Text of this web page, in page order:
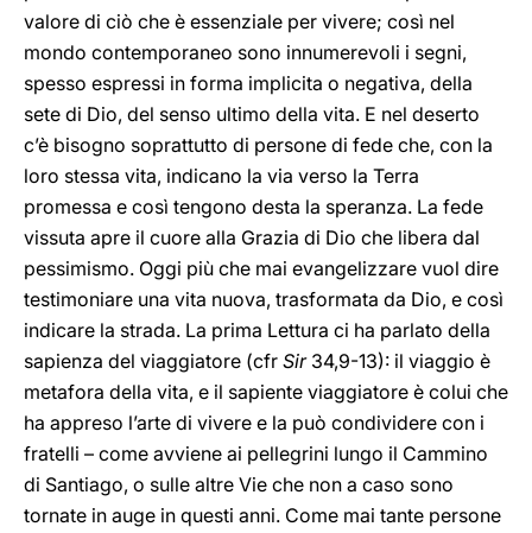
valore di ciò che è essenziale per vivere; così nel
mondo contemporaneo sono innumerevoli i segni,
spesso espressi in forma implicita o negativa, della
sete di Dio, del senso ultimo della vita. E nel deserto
c’è bisogno soprattutto di persone di fede che, con la
loro stessa vita, indicano la via verso la Terra
promessa e così tengono desta la speranza. La fede
vissuta apre il cuore alla Grazia di Dio che libera dal
pessimismo. Oggi più che mai evangelizzare vuol dire
testimoniare una vita nuova, trasformata da Dio, e così
indicare la strada. La prima Lettura ci ha parlato della
sapienza del viaggiatore (cfr Sir34,9-13): il viaggio è
metafora della vita, e il sapiente viaggiatore è colui che
ha appreso l’arte di vivere e la può condividere con i
fratelli – come avviene ai pellegrini lungo il Cammino
di Santiago, o sulle altre Vie che non a caso sono
tornate in auge in questi anni. Come mai tante persone